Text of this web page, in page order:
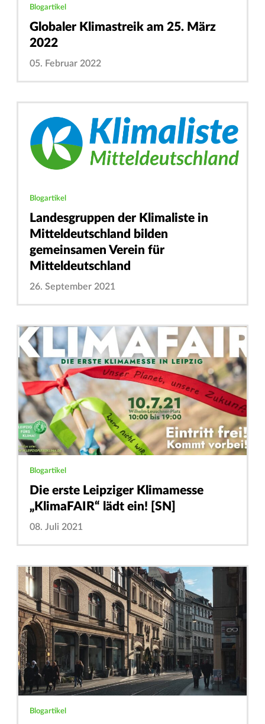
Blogartikel
Globaler Klimastreik am 25. März
2022
05. Februar 2022
Blogartikel
Landesgruppen der Klimaliste in
Mitteldeutschland bilden
gemeinsamen Verein für
Mitteldeutschland
26. September 2021
Blogartikel
Die erste Leipziger Klimamesse
„KlimaFAIR“ lädt ein! [SN]
08. Juli 2021
Blogartikel